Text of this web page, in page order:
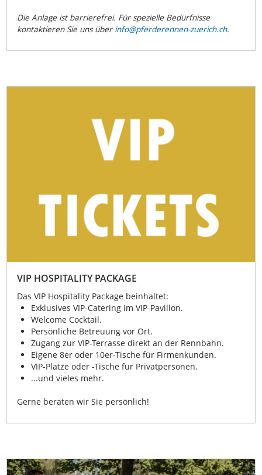
Die Anlage ist barrierefrei. Für spezielle Bedürfnisse
kontaktieren Sie uns über info@pferderennen-zuerich.ch.
VIP HOSPITALITY PACKAGE
Das VIP Hospitality Package beinhaltet:
Exklusives VIP-Catering im VIP-Pavillon.
Welcome Cocktail.
Persönliche Betreuung vor Ort.
Zugang zur VIP-Terrasse direkt an der Rennbahn.
Eigene 8er oder 10er-Tische für Firmenkunden.
VIP-Plätze oder -Tische für Privatpersonen.
...und vieles mehr.
Gerne beraten wir Sie persönlich!